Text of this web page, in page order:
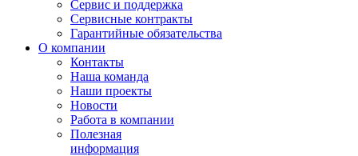
Сервис и поддержка
Сервисные контракты
Гарантийные обязательства
О компании
Контакты
Наша команда
Наши проекты
Новости
Работа в компании
Полезная
информация